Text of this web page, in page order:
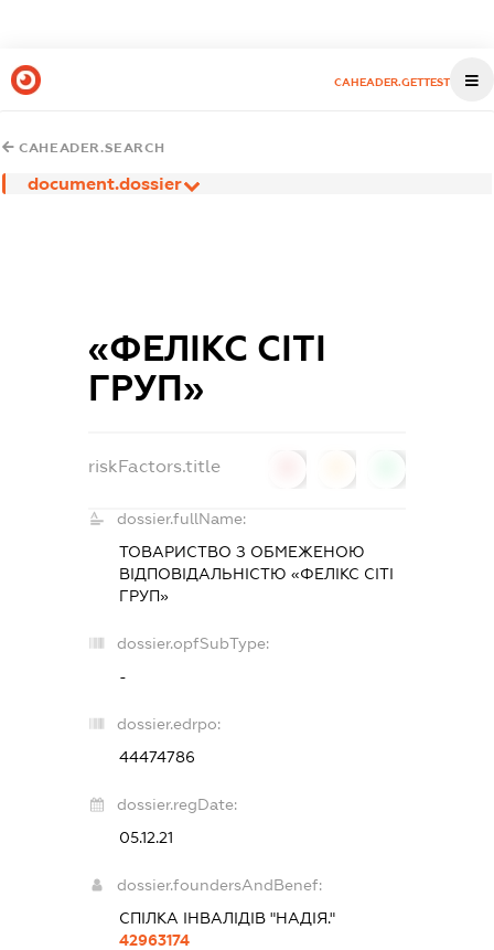
CAHEADER.GETTEST
CAHEADER.SEARCH
document.dossier
«ФЕЛІКС СІТІ
ГРУП»
riskFactors.title
dossier.fullName:
ТОВАРИСТВО З ОБМЕЖЕНОЮ
ВІДПОВІДАЛЬНІСТЮ «ФЕЛІКС СІТІ
ГРУП»
dossier.opfSubType:
-
dossier.edrpo:
44474786
dossier.regDate:
05.12.21
dossier.foundersAndBenef:
СПІЛКА ІНВАЛІДІВ "НАДІЯ."
42963174